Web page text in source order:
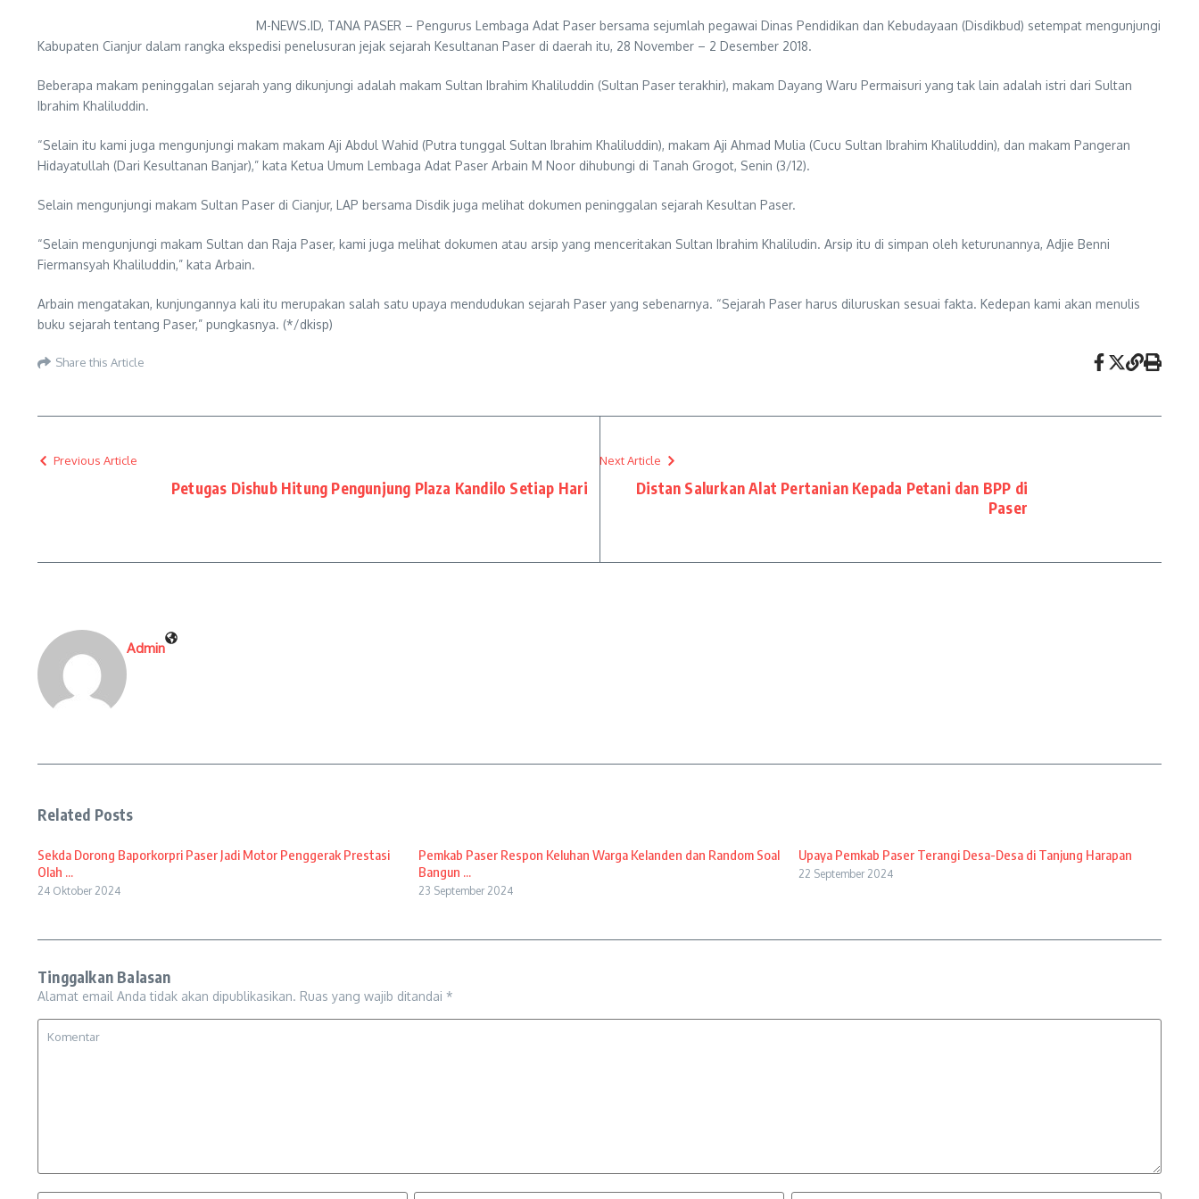
M-NEWS.ID, TANA PASER – Pengurus Lembaga Adat Paser bersama sejumlah pegawai Dinas Pendidikan dan Kebudayaan (Disdikbud) setempat mengunjungi
Kabupaten Cianjur dalam rangka ekspedisi penelusuran jejak sejarah Kesultanan Paser di daerah itu, 28 November – 2 Desember 2018.
Beberapa makam peninggalan sejarah yang dikunjungi adalah makam Sultan Ibrahim Khaliluddin (Sultan Paser terakhir), makam Dayang Waru Permaisuri yang tak lain adalah istri dari Sultan
Ibrahim Khaliluddin.
“Selain itu kami juga mengunjungi makam makam Aji Abdul Wahid (Putra tunggal Sultan Ibrahim Khaliluddin), makam Aji Ahmad Mulia (Cucu Sultan Ibrahim Khaliluddin), dan makam Pangeran
Hidayatullah (Dari Kesultanan Banjar),” kata Ketua Umum Lembaga Adat Paser Arbain M Noor dihubungi di Tanah Grogot, Senin (3/12).
Selain mengunjungi makam Sultan Paser di Cianjur, LAP bersama Disdik juga melihat dokumen peninggalan sejarah Kesultan Paser.
“Selain mengunjungi makam Sultan dan Raja Paser, kami juga melihat dokumen atau arsip yang menceritakan Sultan Ibrahim Khaliludin. Arsip itu di simpan oleh keturunannya, Adjie Benni
Fiermansyah Khaliluddin,” kata Arbain.
Arbain mengatakan, kunjungannya kali itu merupakan salah satu upaya mendudukan sejarah Paser yang sebenarnya. “Sejarah Paser harus diluruskan sesuai fakta. Kedepan kami akan menulis
buku sejarah tentang Paser,” pungkasnya. (*/dkisp)
Share this Article
Previous Article
Petugas Dishub Hitung Pengunjung Plaza Kandilo Setiap Hari
Next Article
Distan Salurkan Alat Pertanian Kepada Petani dan BPP di
Paser
Admin
Related Posts
Sekda Dorong Baporkorpri Paser Jadi Motor Penggerak Prestasi
Olah ...
24 Oktober 2024
Pemkab Paser Respon Keluhan Warga Kelanden dan Random Soal
Bangun ...
23 September 2024
Upaya Pemkab Paser Terangi Desa-Desa di Tanjung Harapan
22 September 2024
Tinggalkan Balasan
Alamat email Anda tidak akan dipublikasikan. Ruas yang wajib ditandai *